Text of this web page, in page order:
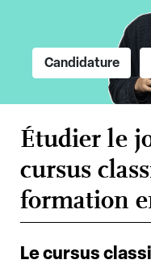
Candidature
Étudier le
cursus
formation
Le cursus